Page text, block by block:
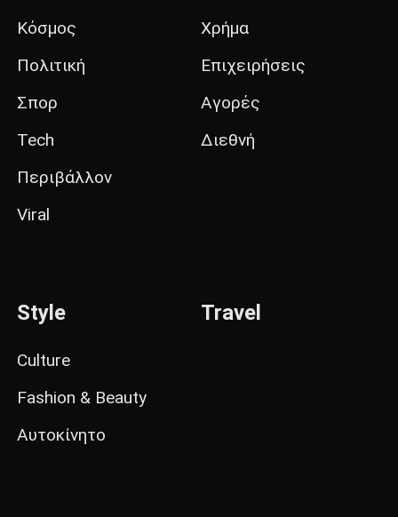
Κόσμος
Πολιτική
Σπορ
Tech
Περιβάλλον
Viral
Χρήμα
Επιχειρήσεις
Αγορές
Διεθνή
Style
Culture
Fashion & Beauty
Αυτοκίνητο
Travel